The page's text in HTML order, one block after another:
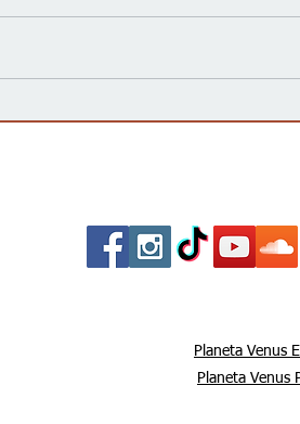
Planeta Venus
Planeta Venus